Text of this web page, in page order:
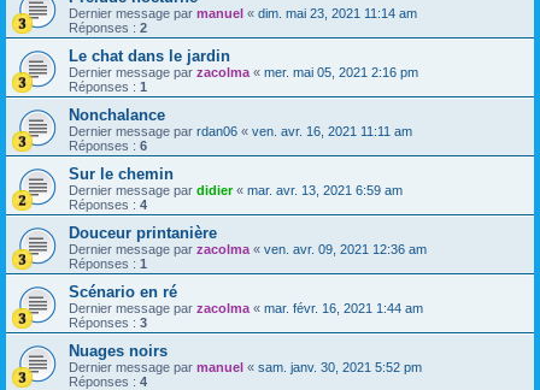
Dernier message par manuel « dim. mai 23, 2021 11:14 am
Réponses : 2
Le chat dans le jardin
Dernier message par zacolma « mer. mai 05, 2021 2:16 pm
Réponses : 1
Nonchalance
Dernier message par rdan06 « ven. avr. 16, 2021 11:11 am
Réponses : 6
Sur le chemin
Dernier message par didier« mar. avr. 13, 2021 6:59 am
Réponses : 4
Douceur printanière
Dernier message par zacolma « ven. avr. 09, 2021 12:36 am
Réponses : 1
Scénario en ré
Dernier message par zacolma « mar. févr. 16, 2021 1:44 am
Réponses : 3
Nuages noirs
Dernier message par manuel « sam. janv. 30, 2021 5:52 pm
Réponses : 4